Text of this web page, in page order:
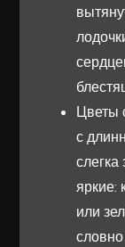
Цветы
с
слегка
яркие:
или